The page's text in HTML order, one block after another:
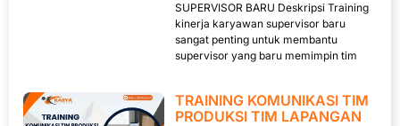
SUPERVISOR BARU Deskripsi Training
kinerja karyawan supervisor baru
sangat penting untuk membantu
supervisor yang baru memimpin tim
TRAINING KOMUNIKASI TIM
PRODUKSI TIM LAPANGAN